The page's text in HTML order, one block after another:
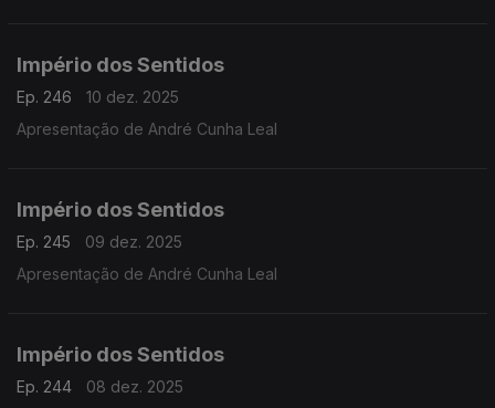
Império dos Sentidos
Ep. 246
10 dez. 2025
Apresentação de André Cunha Leal
Império dos Sentidos
Ep. 245
09 dez. 2025
Apresentação de André Cunha Leal
Império dos Sentidos
Ep. 244
08 dez. 2025